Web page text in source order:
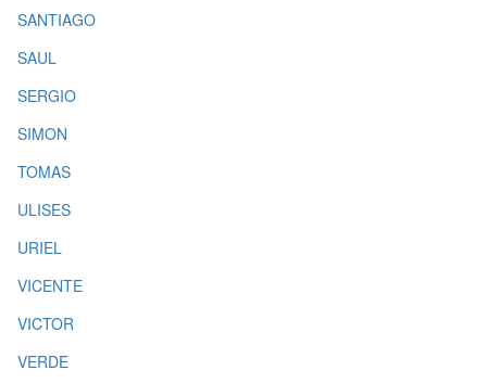
SANTIAGO
SAUL
SERGIO
SIMON
TOMAS
ULISES
URIEL
VICENTE
VICTOR
VERDE